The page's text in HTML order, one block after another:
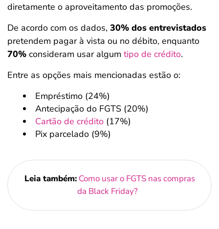
diretamente o aproveitamento das promoções.
De acordo com os dados, 30% dos entrevistados
pretendem pagar à vista ou no débito, enquanto
70% consideram usar algum tipo de crédito.
Entre as opções mais mencionadas estão o:
Empréstimo (24%)
Antecipação do FGTS (20%)
Cartão de crédito (17%)
Pix parcelado (9%)
Leia também: Como usar o FGTS nas compras
da Black Friday?